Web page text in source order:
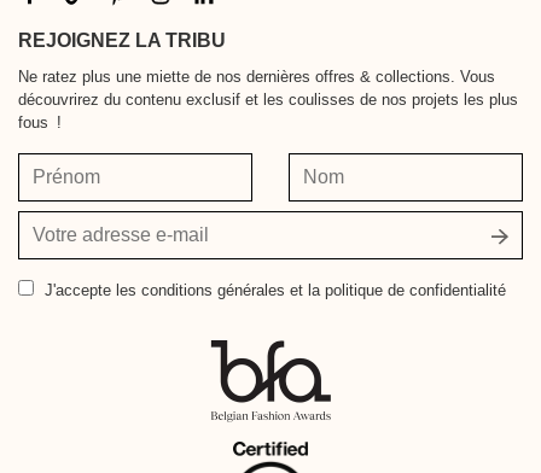
REJOIGNEZ LA TRIBU
Ne ratez plus une miette de nos dernières offres & collections. Vous
découvrirez du contenu exclusif et les coulisses de nos projets les plus
fous !
Prénom Nom
Votre
adresse
e- J'accepte les conditions générales et la politique de confidentialité